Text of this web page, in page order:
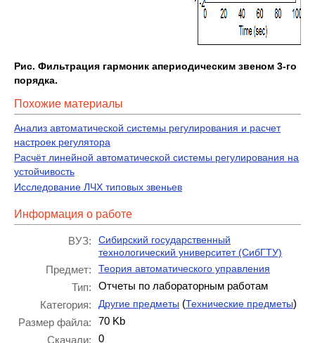
Рис. Фильтрация гармоник апериодическим звеном 3-го
порядка.
Похожие материалы
Анализ автоматической системы регулирования и расчет
настроек регулятора
Расчёт линейной автоматической системы регулирования на
устойчивость
Исследование ЛЧХ типовых звеньев
Информация о работе
ВУЗ:
Сибирский государственный
технологический университет (СибГТУ)
Предмет: Теория автоматического управления
Тип:
Отчеты по лабораторным работам
Категория:
Другие предметы (Технические предметы)
Размер файла:
70 Kb
Скачали:
0